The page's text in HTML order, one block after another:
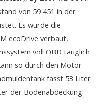
von 59 451 in der
Es wurde die
ecoDrive verbaut,
voll OBD tauglich
so durch den Motor
fasst 53 Liter
der Bodenabdeckung